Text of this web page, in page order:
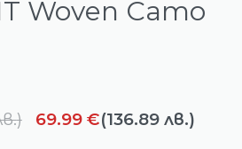
Woven Camo
) 69.99 €(136.89 лв.)